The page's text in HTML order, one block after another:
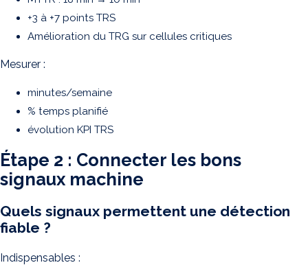
+3 à +7 points TRS
Amélioration du TRG sur cellules critiques
Mesurer :
minutes/semaine
% temps planifié
évolution KPI TRS
Étape 2 : Connecter les bons
signaux machine
Quels signaux permettent une détection
fiable ?
Indispensables :